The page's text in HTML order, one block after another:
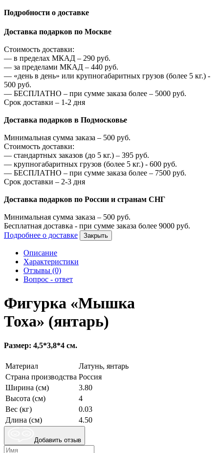
Подробности о доставке
Доставка подарков по Москве
Стоимость доставки:
— в пределах МКАД – 290 руб.
— за пределами МКАД – 440 руб.
— «день в день» или крупногабаритных грузов (более 5 кг.) -
500 руб.
— БЕСПЛАТНО – при сумме заказа более – 5000 руб.
Срок доставки – 1-2 дня
Доставка подарков в Подмосковье
Минимальная сумма заказа – 500 руб.
Стоимость доставки:
— стандартных заказов (до 5 кг.) – 395 руб.
— крупногабаритных грузов (более 5 кг.) - 600 руб.
— БЕСПЛАТНО – при сумме заказа более – 7500 руб.
Срок доставки – 2-3 дня
Доставка подарков по России и странам СНГ
Минимальная сумма заказа – 500 руб.
Бесплатная доставка - при сумме заказа более 9000 руб.
Подробнее о доставке
Закрыть
Описание
Характеристики
Отзывы (0)
Вопрос - ответ
Фигурка «Мышка
Тоха» (янтарь)
Размер: 4,5*3,8*4 см.
Материал
Латунь, янтарь
Страна производства Россия
Ширина (см)
3.80
Высота (см)
4
Вес (кг)
0.03
Длина (см)
4.50
Добавить отзыв